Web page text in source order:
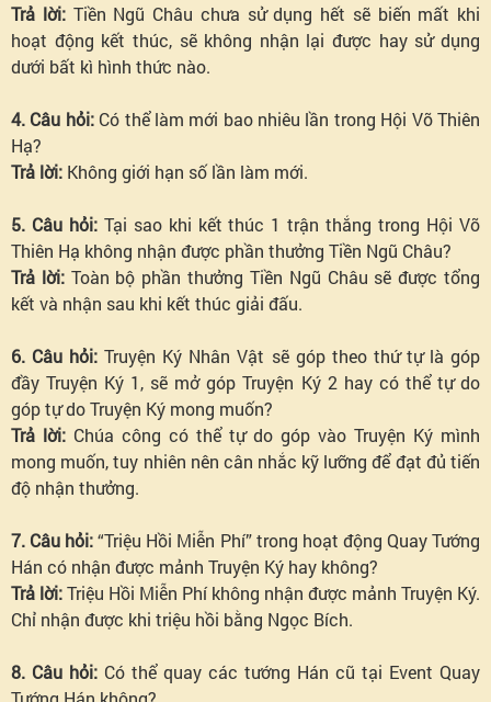
Trả lời:Tiền Ngũ Châu chưa sử dụng hết sẽ biến mất khi
hoạt động kết thúc, sẽ không nhận lại được hay sử dụng
dưới bất kì hình thức nào.
4. Câu hỏi:Có thể làm mới bao nhiêu lần trong Hội Võ Thiên
Hạ?
Trả lời: Không giới hạn số lần làm mới.
5. Câu hỏi:Tại sao khi kết thúc 1 trận thắng trong Hội Võ
Thiên Hạ không nhận được phần thưởng Tiền Ngũ Châu?
Trả lời:Toàn bộ phần thưởng Tiền Ngũ Châu sẽ được tổng
kết và nhận sau khi kết thúc giải đấu.
6. Câu hỏi: Truyện Ký Nhân Vật sẽ góp theo thứ tự là góp
đầy Truyện Ký 1, sẽ mở góp Truyện Ký 2 hay có thể tự do
góp tự do Truyện Ký mong muốn?
Trả lời: Chúa công có thể tự do góp vào Truyện Ký mình
mong muốn, tuy nhiên nên cân nhắc kỹ lưỡng để đạt đủ tiến
độ nhận thưởng.
7. Câu hỏi:“Triệu Hồi Miễn Phí” trong hoạt động Quay Tướng
Hán có nhận được mảnh Truyện Ký hay không?
Trả lời:Triệu Hồi Miễn Phí không nhận được mảnh Truyện Ký.
Chỉ nhận được khi triệu hồi bằng Ngọc Bích.
8. Câu hỏi: Có thể quay các tướng Hán cũ tại Event Quay